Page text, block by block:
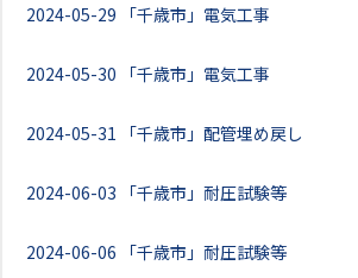
2024-05-29 「千歳市」電気工事
2024-05-30 「千歳市」電気工事
2024-05-31 「千歳市」配管埋め戻し
2024-06-03 「千歳市」耐圧試験等
2024-06-06 「千歳市」耐圧試験等